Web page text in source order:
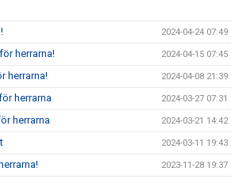
2024-04-24 07:49
herrarna! 2024-04-15 07:45
herrarna! 2024-04-08 21:39
herrarna 2024-03-27 07:31
herrarna 2024-03-21 14:42
2024-03-11 19:43
2023-11-28 19:37